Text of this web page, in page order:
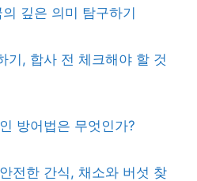
깊은 의미 탐구하기
기, 합사 전 체크해야 할 것
방어법은 무엇인가?
전한 간식, 채소와 버섯 찾